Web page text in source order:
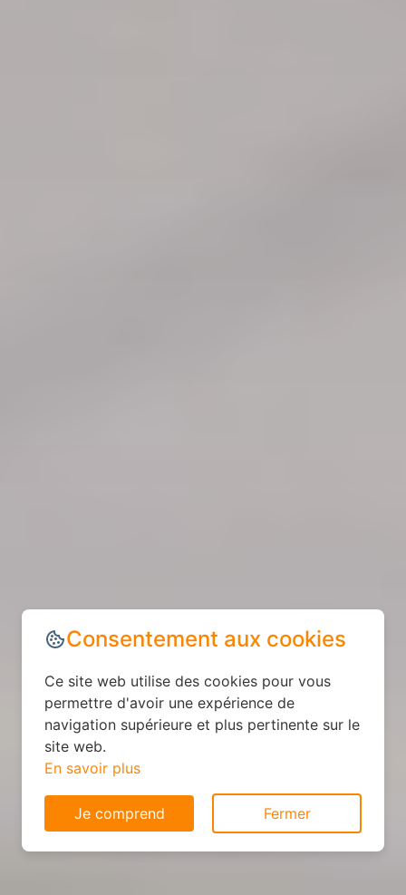
Consentement aux cookies
Ce site web utilise des cookies pour vous
permettre d'avoir une expérience de
navigation supérieure et plus pertinente sur le
site web.
En savoir plus
Je comprend Fermer